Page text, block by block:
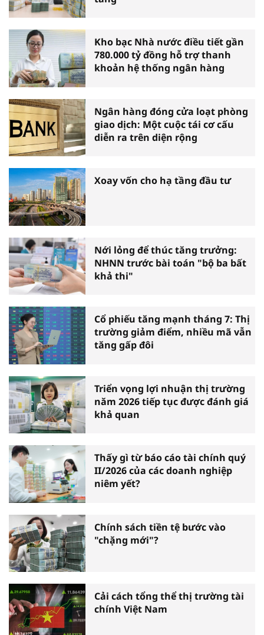
Kho bạc Nhà nước điều tiết gần
780.000 tỷ đồng hỗ trợ thanh
khoản hệ thống ngân hàng
Ngân hàng đóng cửa loạt phòng
giao dịch: Một cuộc tái cơ cấu
diễn ra trên diện rộng
Xoay vốn cho hạ tầng đầu tư
Nới lỏng để thúc tăng trưởng:
NHNN trước bài toán "bộ ba bất
khả thi"
Cổ phiếu tăng mạnh tháng 7: Thị
trường giảm điểm, nhiều mã vẫn
tăng gấp đôi
Triển vọng lợi nhuận thị trường
năm 2026 tiếp tục được đánh giá
khả quan
Thấy gì từ báo cáo tài chính quý
II/2026 của các doanh nghiệp
niêm yết?
Chính sách tiền tệ bước vào
"chặng mới"?
Cải cách tổng thể thị trường tài
chính Việt Nam